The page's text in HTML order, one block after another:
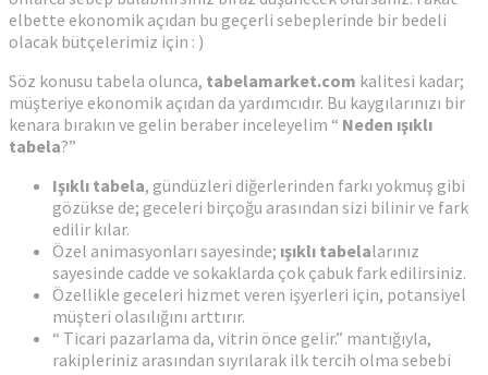
elbette ekonomik açıdan bu geçerli sebeplerinde bir bedeli
olacak bütçelerimiz için : )
Söz konusu tabela olunca, tabelamarket.com kalitesi kadar;
müşteriye ekonomik açıdan da yardımcıdır. Bu kaygılarınızı bir
kenara bırakın ve gelin beraber inceleyelim “ Neden ışıklı
tabela?”
Işıklı tabela, gündüzleri diğerlerinden farkı yokmuş gibi
gözükse de; geceleri birçoğu arasından sizi bilinir ve fark
edilir kılar.
Özel animasyonları sayesinde; ışıklı tabelalarınız
sayesinde cadde ve sokaklarda çok çabuk fark edilirsiniz.
Özellikle geceleri hizmet veren işyerleri için, potansiyel
müşteri olasılığını arttırır.
“ Ticari pazarlama da, vitrin önce gelir.” mantığıyla,
rakipleriniz arasından sıyrılarak ilk tercih olma sebebi